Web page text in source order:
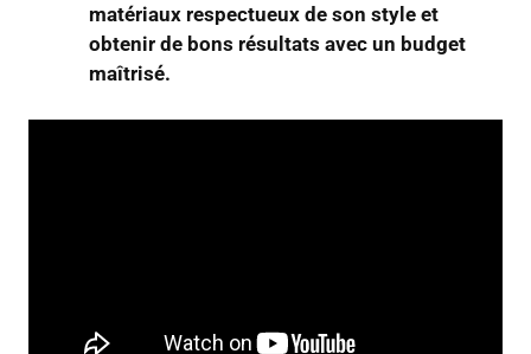
matériaux respectueux de son style et
obtenir de bons résultats avec un budget
maîtrisé.